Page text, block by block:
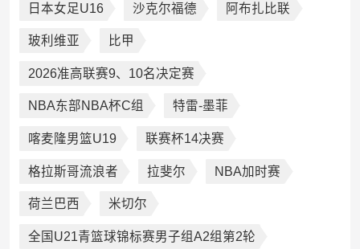
日本女足U16 沙克尔福德 阿布扎比联
玻利维亚 比甲
2026准高联赛9、10名决定赛
NBA东部NBA杯C组 特雷-墨菲
喀麦隆男篮U19 联赛杯14决赛
格拉斯哥流浪者 拉斐尔 NBA加时赛
荷兰巴西 米切尔
全国U21青篮球锦标赛男子组A2组第2轮